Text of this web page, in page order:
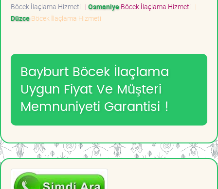
Böcek İlaçlama Hizmeti | OsmaniyeBöcek İlaçlama Hizmeti |
DüzceBöcek İlaçlama Hizmeti
Bayburt Böcek İlaçlama
Uygun Fiyat Ve Müşteri
Memnuniyeti Garantisi !